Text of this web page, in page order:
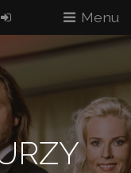
Menu